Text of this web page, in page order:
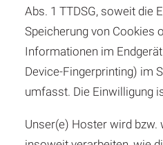
Abs. 1 TTDSG, soweit die
Speicherung von Cookies
Informationen im
Device-Fingerprinting) im
umfasst. Die Einwilligung
Unser(e) Hoster wird bzw.